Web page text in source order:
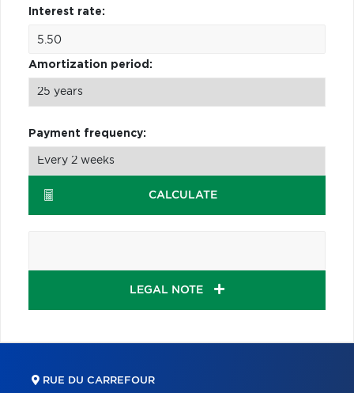
Interest rate:
Amortization period:
Payment frequency:
CALCULATE
LEGAL NOTE
RUE DU CARREFOUR